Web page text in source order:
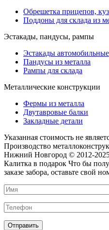
Обрешетка прицепов,
Поддоны для склада из
Эстакады, пандусы, рампы
Эстакады автомобильные
Пандусы из металла
Рампы для склада
Металлические конструкции
Фермы из металла
Двутавровые балки
Закладные детали
Указанная стоимость не
Производство
Нижний Новгород © 2012-
Калитка в подарок Что бы
заказе забора, оставьте свой